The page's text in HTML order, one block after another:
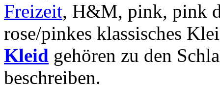
Freizeit, H&M, pink, pink
rose/pinkes klassisches
Kleid gehören zu den
beschreiben.